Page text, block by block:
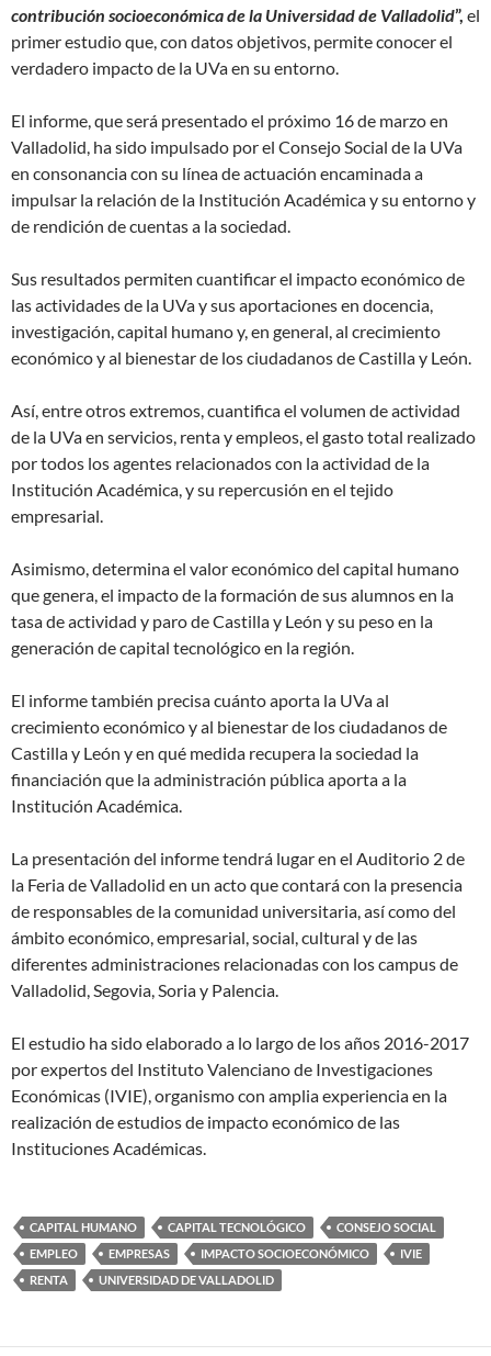
contribución socioeconómica de la Universidad de Valladolid”, el
primer estudio que, con datos objetivos, permite conocer el
verdadero impacto de la UVa en su entorno.
El informe, que será presentado el próximo 16 de marzo en
Valladolid, ha sido impulsado por el Consejo Social de la UVa
en consonancia con su línea de actuación encaminada a
impulsar la relación de la Institución Académica y su entorno y
de rendición de cuentas a la sociedad.
Sus resultados permiten cuantificar el impacto económico de
las actividades de la UVa y sus aportaciones en docencia,
investigación, capital humano y, en general, al crecimiento
económico y al bienestar de los ciudadanos de Castilla y León.
Así, entre otros extremos, cuantifica el volumen de actividad
de la UVa en servicios, renta y empleos, el gasto total realizado
por todos los agentes relacionados con la actividad de la
Institución Académica, y su repercusión en el tejido
empresarial.
Asimismo, determina el valor económico del capital humano
que genera, el impacto de la formación de sus alumnos en la
tasa de actividad y paro de Castilla y León y su peso en la
generación de capital tecnológico en la región.
El informe también precisa cuánto aporta la UVa al
crecimiento económico y al bienestar de los ciudadanos de
Castilla y León y en qué medida recupera la sociedad la
financiación que la administración pública aporta a la
Institución Académica.
La presentación del informe tendrá lugar en el Auditorio 2 de
la Feria de Valladolid en un acto que contará con la presencia
de responsables de la comunidad universitaria, así como del
ámbito económico, empresarial, social, cultural y de las
diferentes administraciones relacionadas con los campus de
Valladolid, Segovia, Soria y Palencia.
El estudio ha sido elaborado a lo largo de los años 2016-2017
por expertos del Instituto Valenciano de Investigaciones
Económicas (IVIE), organismo con amplia experiencia en la
realización de estudios de impacto económico de las
Instituciones Académicas.
CAPITAL HUMANO CAPITAL TECNOLÓGICO
CONSEJO SOCIAL
EMPLEO
EMPRESAS IMPACTO SOCIOECONÓMICO
IVIE
RENTA
UNIVERSIDAD DE VALLADOLID